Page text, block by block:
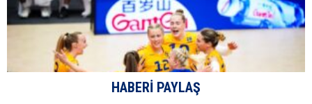
HABERI PAYLAŞ